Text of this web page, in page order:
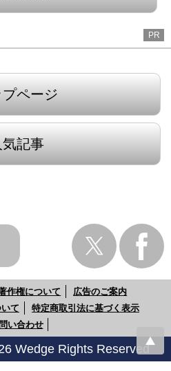
PR
プページ
気記事
作権について
広告のご案内
て
特定商取引法に基づく表示
い合わせ
Wedge Rights Reserved